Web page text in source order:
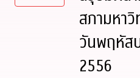
สภามหา
วันพฤหัส
2556